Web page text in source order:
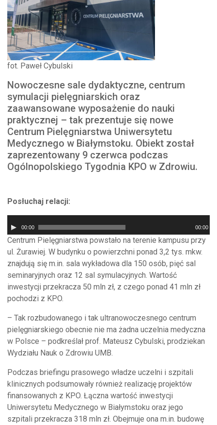
fot. Paweł Cybulski
Nowoczesne sale dydaktyczne, centrum
symulacji pielęgniarskich oraz
zaawansowane wyposażenie do nauki
praktycznej – tak prezentuje się nowe
Centrum Pielęgniarstwa Uniwersytetu
Medycznego w Białymstoku. Obiekt został
zaprezentowany 9 czerwca podczas
Ogólnopolskiego Tygodnia KPO w Zdrowiu.
Posłuchaj relacji:
plików
dźwiękowych
00:00 00:00
Centrum Pielęgniarstwa powstało na terenie kampusu przy
ul. Żurawiej. W budynku o powierzchni ponad 3,2 tys. mkw.
znajdują się m.in. sala wykładowa dla 150 osób, pięć sal
seminaryjnych oraz 12 sal symulacyjnych. Wartość
inwestycji przekracza 50 mln zł, z czego ponad 41 mln zł
pochodzi z KPO.
– Tak rozbudowanego i tak ultranowoczesnego centrum
pielęgniarskiego obecnie nie ma żadna uczelnia medyczna
w Polsce – podkreślał prof. Mateusz Cybulski, prodziekan
Wydziału Nauk o Zdrowiu UMB.
Podczas briefingu prasowego władze uczelni i szpitali
klinicznych podsumowały również realizację projektów
finansowanych z KPO. Łączna wartość inwestycji
Uniwersytetu Medycznego w Białymstoku oraz jego
szpitali przekracza 318 mln zł. Obejmuje ona m.in. budowę